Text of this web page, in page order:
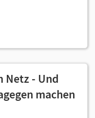
Netz - Und
machen